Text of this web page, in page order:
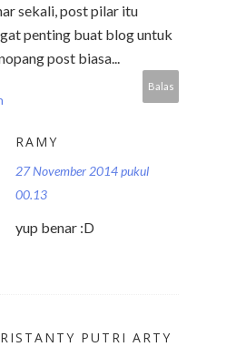
sekali, post pilar itu
penting buat blog untuk
post biasa...
Balas
RAMY
27 November 2014 pukul
00.13
yup benar :D
PUTRI ARTY